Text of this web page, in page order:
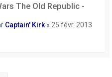
The Old Republic -
Captain' Kirk « 25 févr. 2013